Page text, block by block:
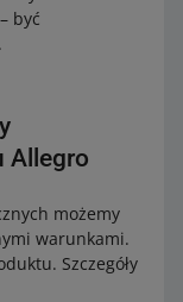
być
Allegro
możemy
warunkami.
Szczegóły